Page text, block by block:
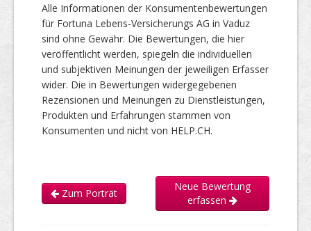
Alle Informationen der Konsumentenbewertungen
für Fortuna Lebens-Versicherungs AG in Vaduz
sind ohne Gewähr. Die Bewertungen, die hier
veröffentlicht werden, spiegeln die individuellen
und subjektiven Meinungen der jeweiligen Erfasser
wider. Die in Bewertungen widergegebenen
Rezensionen und Meinungen zu Dienstleistungen,
Produkten und Erfahrungen stammen von
Konsumenten und nicht von HELP.CH.
Zum Porträt
Neue Bewertung
erfassen